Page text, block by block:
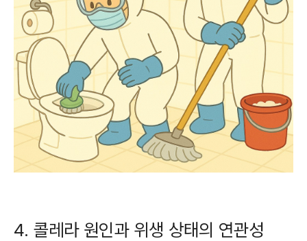
4. 콜레라 원인과 위생 상태의 연관성